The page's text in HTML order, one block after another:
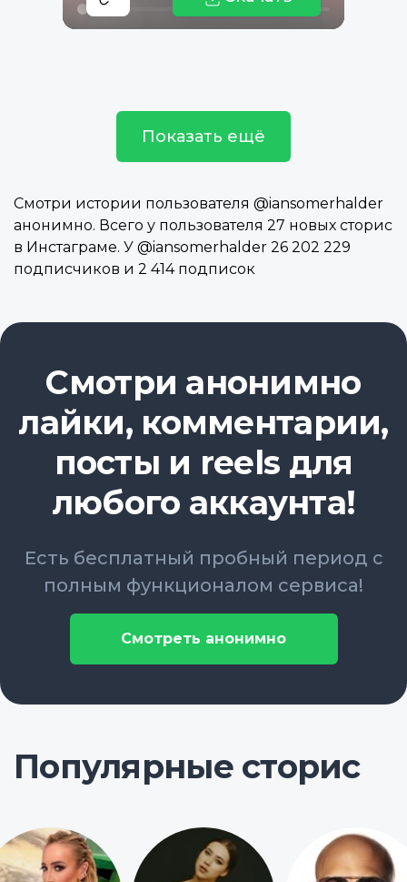
Показать ещё
Смотри истории пользователя @iansomerhalder
анонимно. Всего у пользователя 27 новых сторис
в Инстаграме. У @iansomerhalder 26 202 229
подписчиков и 2 414 подписок
Смотри анонимно
лайки, комментарии,
посты и reels для
любого аккаунта!
Есть бесплатный пробный период с
полным функционалом сервиса!
Смотреть анонимно
Популярные сторис